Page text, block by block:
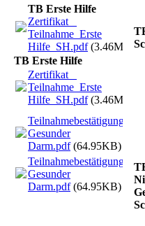
TB Erste Hilfe
Zertifikat _
Teilnahme_Erste
Hilfe_SH.pdf(3.46MB)
TB Erste Hilfe
Zertifikat _
Teilnahme_Erste
Hilfe_SH.pdf(3.46MB)
Teilnahmebestätigung
Gesunder
Darm.pdf(64.95KB)
Teilnahmebestätigung
Gesunder
Darm.pdf(64.95KB)